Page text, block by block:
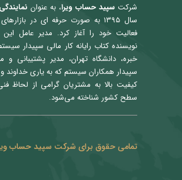
شرکتسپید حساب ویرا، به عنوان
سال ۱۳۹۵ به صورت حرفه ای در
فعالیت خود را آغاز کرد. مدیر عامل این
نویسنده کتاب رایانه کار مالی سپیدار
خبره، دانشگاه تهران، مدیر
سپیدار همکاران سیستم که به یاری خداوند
کیفیت بالا به مشتریان گرامی از لحاظ
سطح کشور شناخته می‌شود.
تمامی حقوق برای شرکت سپید حساب